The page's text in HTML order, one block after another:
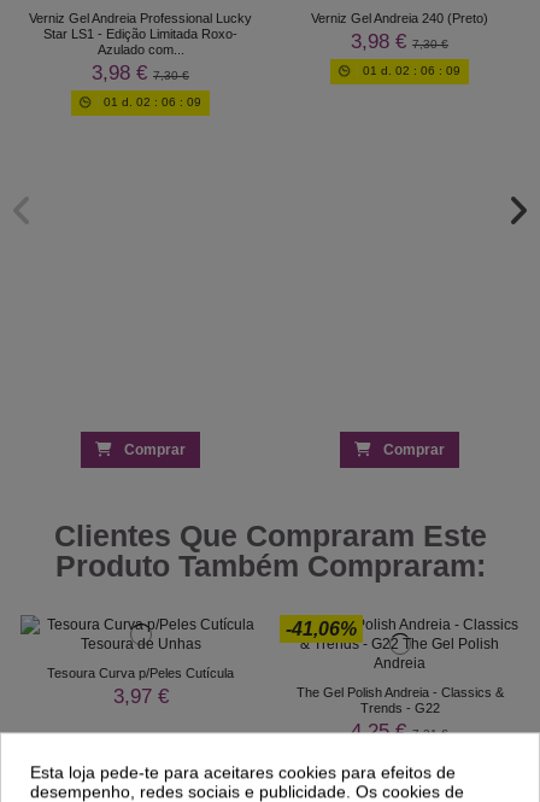
Verniz Gel Andreia Professional Lucky
Star LS1 - Edição Limitada Roxo-
Azulado com...
3,98 € 7,30 €
01 d. 02 : 06 : 09
Comprar
Verniz Gel Andreia 240 (Preto)
3,98 € 7,30 €
01 d. 02 : 06 : 09
Comprar
Clientes Que Compraram Este
Produto Também Compraram:
Tesoura Curva p/Peles Cutícula
3,97 €
-41,06%
The Gel Polish Andreia - Classics &
Trends - G22
4,25 €7,21 €
Esta loja pede-te para aceitares cookies para efeitos de
desempenho, redes sociais e publicidade. Os cookies de